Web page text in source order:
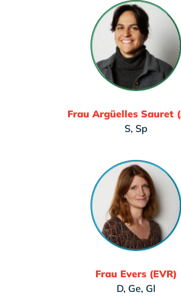
Frau Argüelles Sauret
S, Sp
Frau Evers (EVR)
D, Ge, Gl